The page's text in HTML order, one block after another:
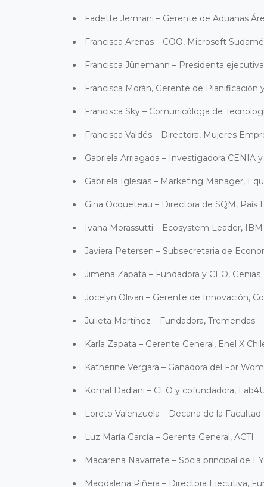
Fadette Jermani – Gerente de Aduanas
Francisca Arenas – COO, Microsoft
Francisca Jünemann – Presidenta
Francisca Morán, Gerente de
Francisca Sky – Comunicóloga de
Francisca Valdés – Directora, Mujeres
Gabriela Arriagada – Investigadora CENIA
Gabriela Iglesias – Marketing Manager,
Gina Ocqueteau – Directora de SQM,
Ivana Morassutti – Ecosystem Leader, IBM
Javiera Petersen – Subsecretaria de
Jimena Zapata – Fundadora y CEO, Genias
Jocelyn Olivari – Gerente de Innovación,
Julieta Martínez – Fundadora, Tremendas
Karla Zapata – Gerente General, Enel X
Katherine Vergara – Ganadora del For
Komal Dadlani – CEO y cofundadora,
Loreto Valenzuela – Decana de la
Luz María García – Gerenta General, ACTI
Macarena Navarrete – Socia principal de
Magdalena Piñera – Directora Ejecutiva,